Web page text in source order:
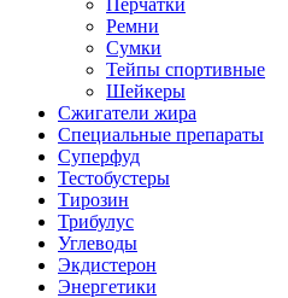
Перчатки
Ремни
Сумки
Тейпы спортивные
Шейкеры
Сжигатели жира
Специальные препараты
Суперфуд
Тестобустеры
Тирозин
Трибулус
Углеводы
Экдистерон
Энергетики